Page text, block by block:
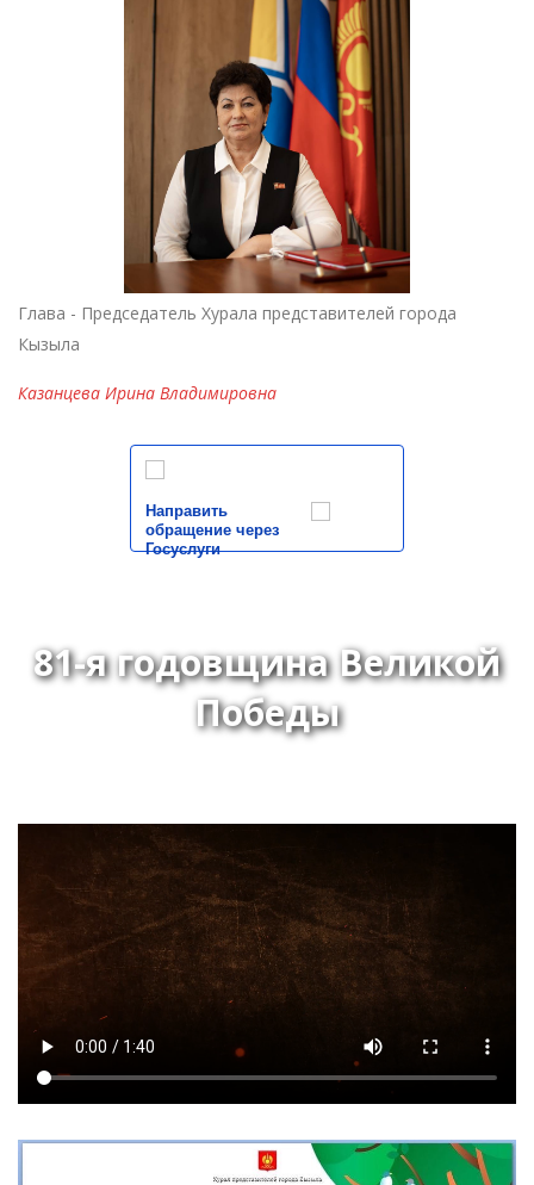
Глава - Председатель Хурала представителей города
Кызыла
Казанцева Ирина Владимировна
Направить
обращение через
Госуслуги
81-я годовщина Великой
Победы